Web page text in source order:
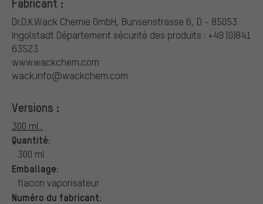
Dr.O.K.Wack Chemie GmbH, Bunsenstrasse 6, D - 85053
Ingolstadt Département sécurité des produits : +49 (0)841
63523
www.wackchem.com
wack.info@wackchem.com
Versions :
300 ml :
Quantité:
300 ml
Emballage:
flacon vaporisateur
Numéro du fabricant: